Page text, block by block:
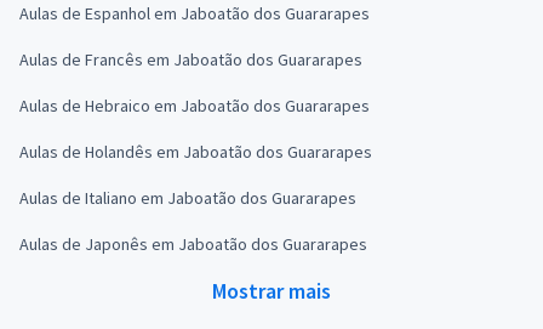
Aulas de Espanhol em Jaboatão dos Guararapes
Aulas de Francês em Jaboatão dos Guararapes
Aulas de Hebraico em Jaboatão dos Guararapes
Aulas de Holandês em Jaboatão dos Guararapes
Aulas de Italiano em Jaboatão dos Guararapes
Aulas de Japonês em Jaboatão dos Guararapes
Mostrar mais